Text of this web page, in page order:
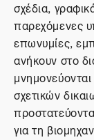
σχέδια,
παρεχόμενες
επωνυμίες,
ανήκουν στο
σχετικών
για τη